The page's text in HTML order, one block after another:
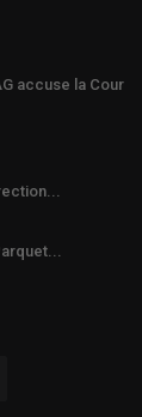
accuse la Cour